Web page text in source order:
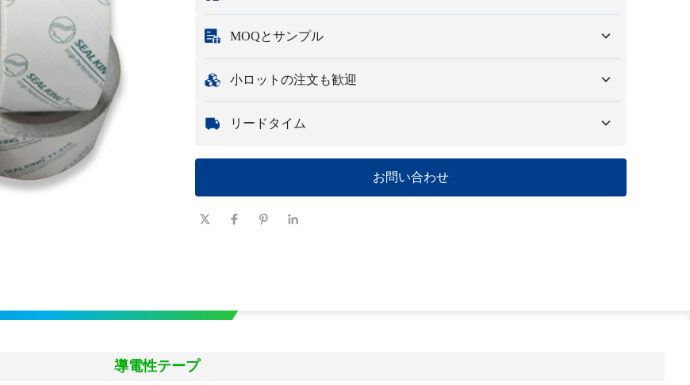
完全なカスタマイズ オプションには、色、サイズ、形状、パッケージ オプシ
ョン、ロゴが含まれます。
MOQとサンプル
サンプル : 利用可能なカスタマイズされたサンプルには、手数料と物流費がか
かる場合があります。
小ロットの注文も歓迎
的に入手できるようお手伝いします。
リードタイム
101 - 1000
リードタイ
お問い合わせ
導電性テープ